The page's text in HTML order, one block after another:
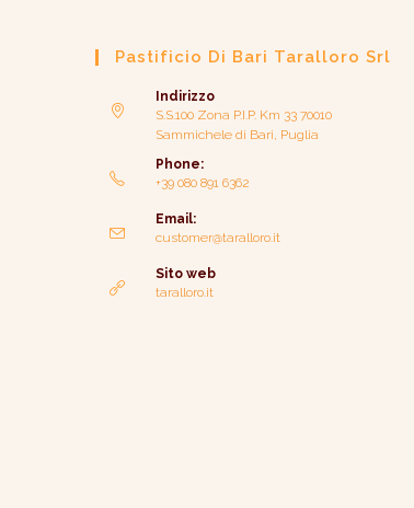
Pastificio Di Bari Taralloro Srl
Indirizzo
S.S.100 Zona P.I.P. Km 33 70010
Sammichele di Bari, Puglia
Phone:
+39 080 891 6362
Email:
customer@taralloro.it
Sito web
taralloro.it